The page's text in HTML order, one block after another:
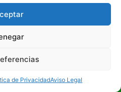
de PrivacidadAviso Legal
articulos